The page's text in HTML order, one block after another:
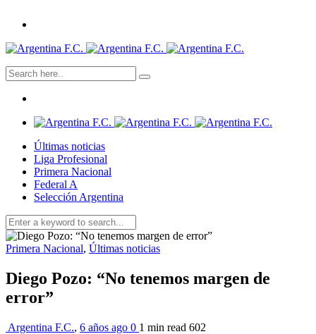
Últimas noticias
Liga Profesional
Primera Nacional
Federal A
Selección Argentina
Primera Nacional, Últimas noticias
Diego Pozo: “No tenemos margen de
error”
Argentina F.C., 6 años ago 0 1 min read 602